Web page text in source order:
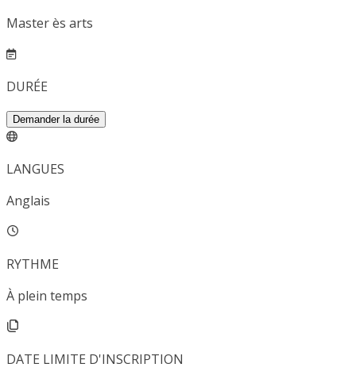
Master ès arts
DURÉE
Demander la durée
LANGUES
Anglais
RYTHME
À plein temps
DATE LIMITE D'INSCRIPTION